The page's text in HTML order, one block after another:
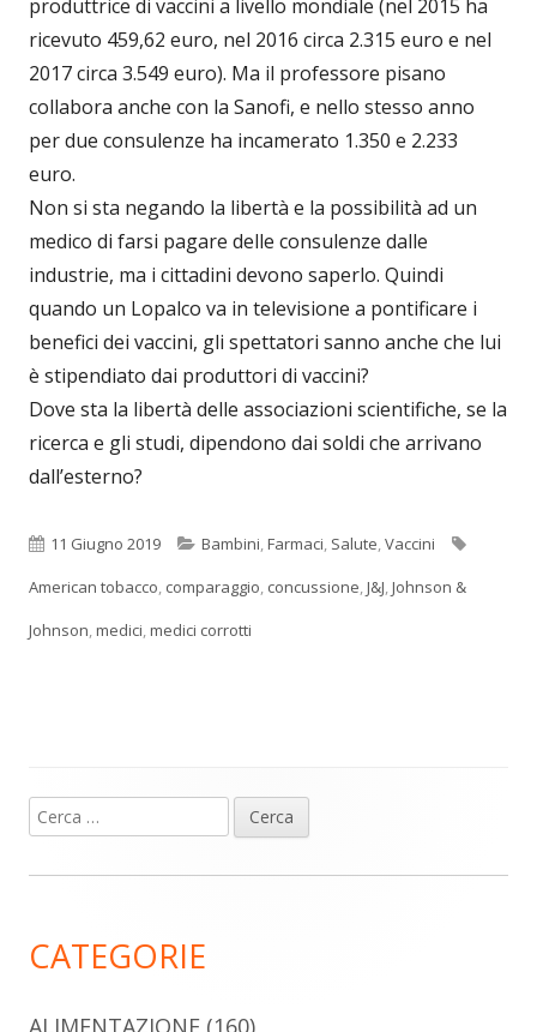
produttrice di vaccini a livello mondiale (nel 2015 ha
ricevuto 459,62 euro, nel 2016 circa 2.315 euro e nel
2017 circa 3.549 euro). Ma il professore pisano
collabora anche con la Sanofi, e nello stesso anno
per due consulenze ha incamerato 1.350 e 2.233
euro.
Non si sta negando la libertà e la possibilità ad un
medico di farsi pagare delle consulenze dalle
industrie, ma i cittadini devono saperlo. Quindi
quando un Lopalco va in televisione a pontificare i
benefici dei vaccini, gli spettatori sanno anche che lui
è stipendiato dai produttori di vaccini?
Dove sta la libertà delle associazioni scientifiche, se la
ricerca e gli studi, dipendono dai soldi che arrivano
dall’esterno?
Pubblicato
11 Giugno 2019 Categorie
Bambini,Farmaci, Salute,Vaccini
American tobacco, comparaggio, concussione,J&J,Johnson &
Johnson,medici,medici corrotti
Barra
laterale
Ricerca
per:
CATEGORIE
ALIMENTAZIONE (160)